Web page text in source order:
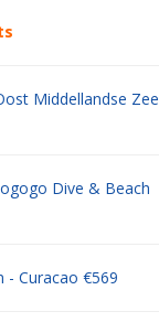
Middellandse Zee
Dive & Beach
- Curacao €569